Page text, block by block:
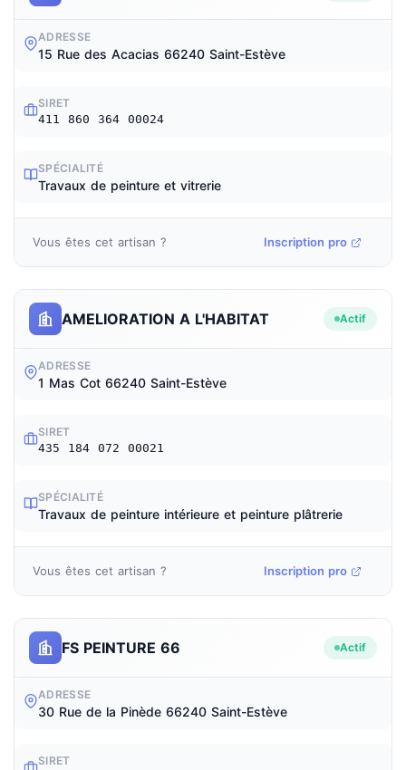
ADRESSE
15 Rue des Acacias 66240 Saint-Estève
SIRET
411 860 364 00024
SPÉCIALITÉ
Travaux de peinture et vitrerie
Vous êtes cet artisan ? Inscription pro
AMELIORATION A L'HABITAT Actif
ADRESSE
1 Mas Cot 66240 Saint-Estève
SIRET
435 184 072 00021
SPÉCIALITÉ
Travaux de peinture intérieure et peinture plâtrerie
Vous êtes cet artisan ? Inscription pro
FS PEINTURE 66 Actif
ADRESSE
30 Rue de la Pinède 66240 Saint-Estève
SIRET